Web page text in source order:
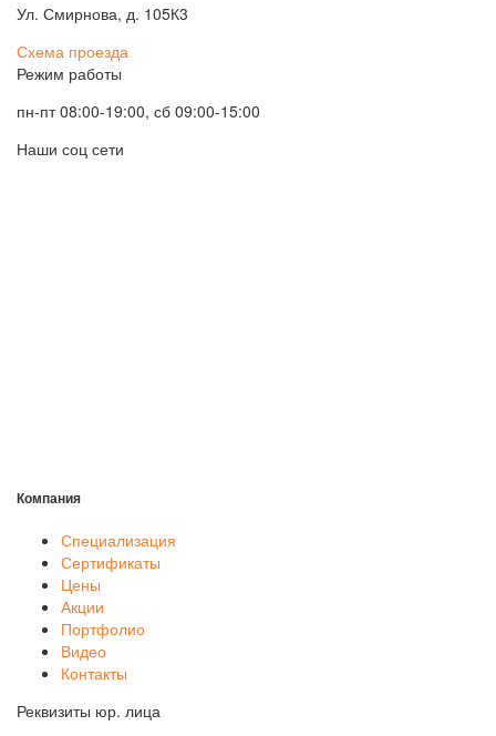
Ул. Смирнова, д. 105К3
Схема проезда
Режим работы
пн-пт 08:00-19:00, сб 09:00-15:00
Наши соц сети
Компания
Специализация
Сертификаты
Цены
Акции
Портфолио
Видео
Контакты
Реквизиты юр. лица